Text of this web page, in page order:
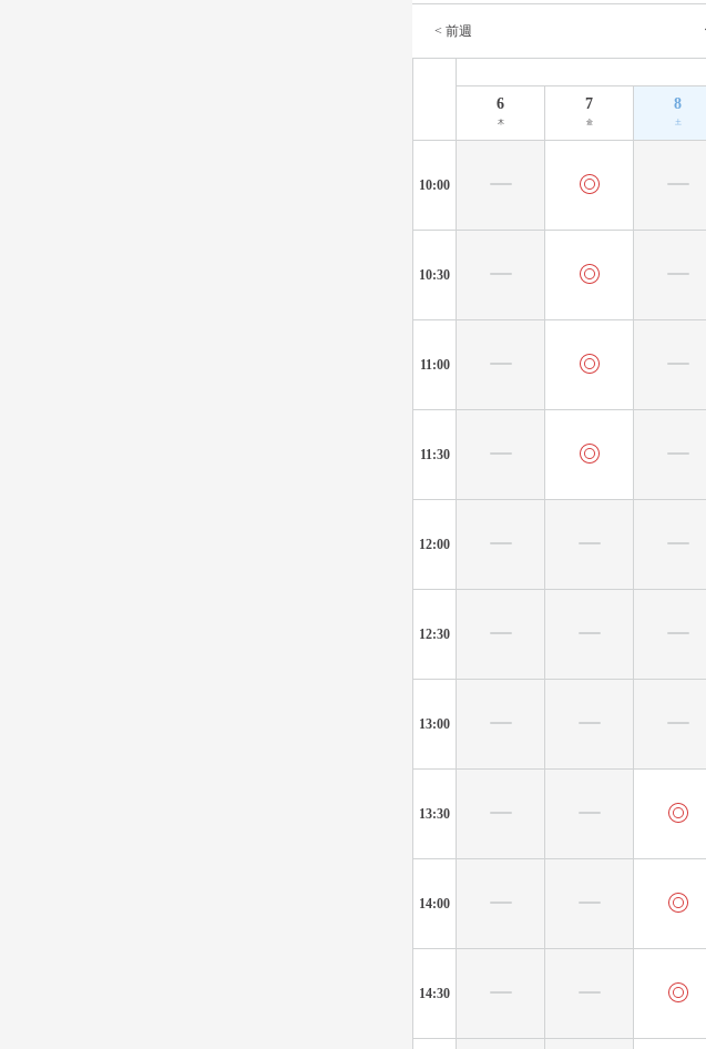
< 前週
6
木
7
金
8
土
10:00
10:30
11:00
11:30
12:00
12:30
13:00
13:30
14:00
14:30